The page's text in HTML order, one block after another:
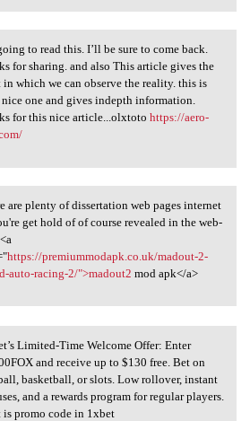
to read this. I’ll
to read this. I’ll be sure to come back.
for sharing. and also This article gives the
which we can observe the reality. this is
one and gives indepth information.
for this nice article...olxtoto https://aero-
are plenty of
are plenty of dissertation web pages internet
get hold of of course revealed in the web-
https://premiummodapk.co.uk/madout-2-
auto-racing-2/">madout2 mod apk</a>
Limited-Time Welcome
Limited-Time Welcome Offer: Enter
and receive up to $130 free. Bet on
basketball, or slots. Low rollover, instant
and a rewards program for regular players.
is promo code in 1xbet